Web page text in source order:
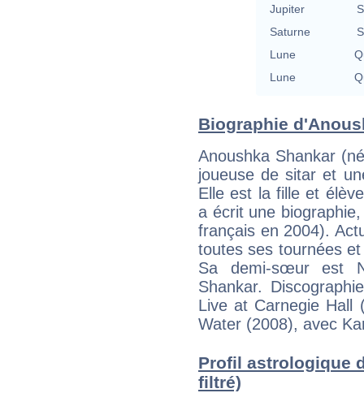
Jupiter
Saturne
Lune
Lune
Biographie
Anoushka Shankar
joueuse de sitar et
Elle est la fille et
a écrit une
français en 2004).
toutes ses tournées
Sa demi-sœur est
Shankar.
Live at Carnegie Hall
Water (2008), avec
Profil astrologique
filtré)